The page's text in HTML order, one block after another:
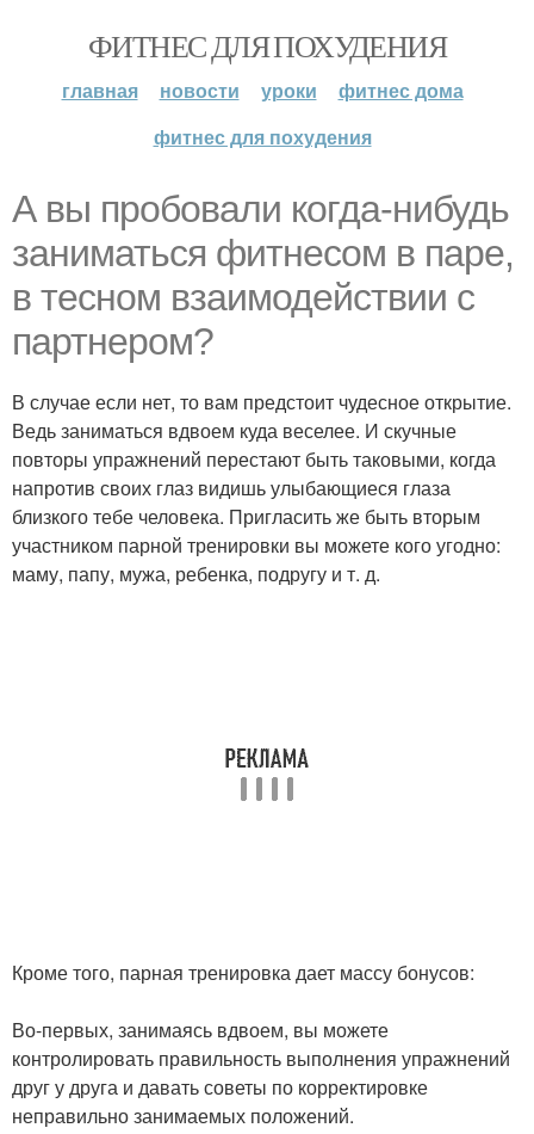
ФИТНЕС ДЛЯ ПОХУДЕНИЯ
главная новости уроки
фитнес дома
фитнес для похудения
А вы пробовали когда-нибудь
заниматься фитнесом в паре,
в тесном взаимодействии с
партнером?
В случае если нет, то вам предстоит чудесное открытие.
Ведь заниматься вдвоем куда веселее. И скучные
повторы упражнений перестают быть таковыми, когда
напротив своих глаз видишь улыбающиеся глаза
близкого тебе человека. Пригласить же быть вторым
участником парной тренировки вы можете кого угодно:
маму, папу, мужа, ребенка, подругу и т. д.
Кроме того, парная тренировка дает массу бонусов:
Во-первых, занимаясь вдвоем, вы можете
контролировать правильность выполнения упражнений
друг у друга и давать советы по корректировке
неправильно занимаемых положений.